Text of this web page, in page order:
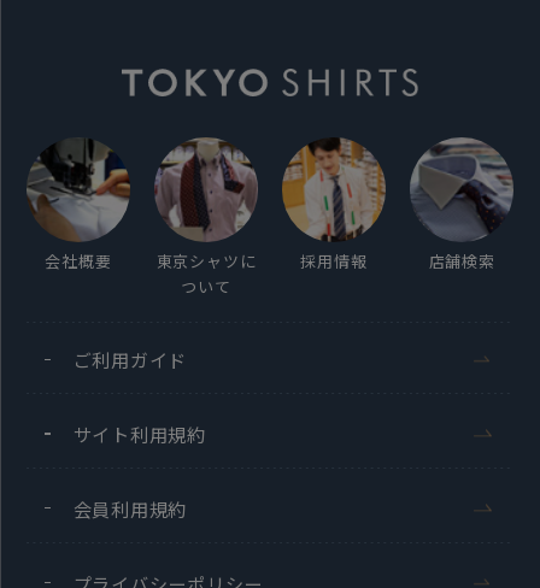
会社概要
東京シャツに
ついて
採用情報 店舗検索
ご利用ガイド
サイト利用規約
会員利用規約